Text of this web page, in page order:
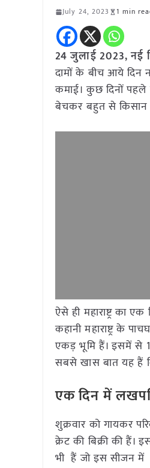
July 24, 2023 1 min
24 जुलाई 2023, नई
दामों के बीच आये
कमाई। कुछ दिनों
बेचकर बहुत से किसान
ऐसे ही महाराष्ट्र का
कहानी महाराष्ट्र के
एकड़ भूमि हैं। इसमें से
सबसे खास बात यह हैं
एक दिन में
शुक्रवार को गायकर
क्रेट की बिक्री की
भी हैं जो इस सीजन में